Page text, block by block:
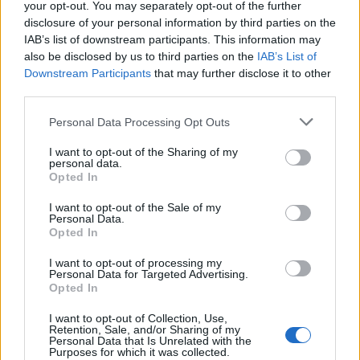
your opt-out. You may separately opt-out of the further
disclosure of your personal information by third parties on the
IAB’s list of downstream participants. This information may
also be disclosed by us to third parties on the IAB’s List of
Downstream Participants that may further disclose it to other
Personal Data Processing Opt Outs
I want to opt-out of the Sharing of my
personal data.
Opted In
I want to opt-out of the Sale of my
Personal Data.
Opted In
I want to opt-out of processing my
Personal Data for Targeted Advertising.
Opted In
I want to opt-out of Collection, Use,
Retention, Sale, and/or Sharing of my
Personal Data that Is Unrelated with the
Purposes for which it was collected.